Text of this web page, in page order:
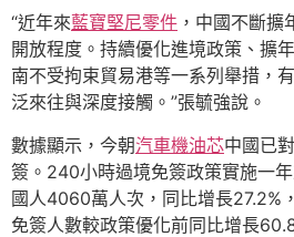
“近年來藍寶堅尼零件 ，中國不斷
開放程度。持續優化進境政策、擴
南不受拘束貿易港等一系列舉措，
泛來往與深度接觸。”張毓強說。
數據顯示，今朝汽車機油芯中國已
簽。240小時過境免簽政策實施一
國人4060萬人次，同比增長27.2%
免簽人數較政策優化前同比增長